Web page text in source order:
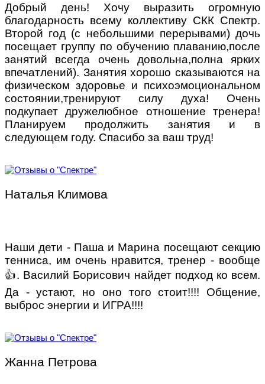
Добрый день! Хочу выразить огромную
благодарность всему коллективу СКК Спектр.
Второй год (с небольшими перерывами) дочь
посещает группу по обучению плаванию,после
занятий всегда очень довольна,полна ярких
впечатлений). Занятия хорошо сказываются на
физическом здоровье и психоэмоциональном
состоянии,тренируют силу духа! Очень
подкупает дружелюбное отношение тренера!
Планируем продолжить занятия и в
следующем году. Спасибо за ваш труд!
Наталья Климова
Наши дети - Паша и Марина посещают секцию
тенниса, им очень нравится, тренер - вообще
👍. Василий Борисович найдет подход ко всем.
Да - устают, но оно того стоит!!!! Общение,
выброс энергии и ИГРА!!!!
Жанна Петрова